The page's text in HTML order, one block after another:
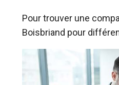
Pour trouver une
Boisbriand pour